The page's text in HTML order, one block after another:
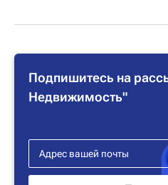
Подпишитесь на
Недвижимость"